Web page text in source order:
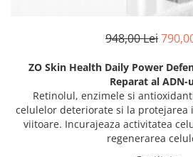
Mesoprotech
Moisturizing Solutions
Sensitive
Tricology
948,00 Lei
ZO Skin Health Daily Power
Reparat al ADN-
Retinolul, enzimele si
celulelor deteriorate si la
viitoare. Incurajeaza activitatea
regenerarea